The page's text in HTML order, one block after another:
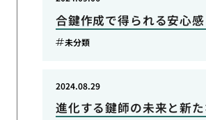
合鍵作成で得られる安心感
未分類
進化する鍵師の未来と新
2024.08.29